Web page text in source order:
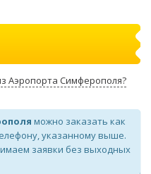
Аэропорта Симферополя?
можно заказать как
указанному выше.
заявки без выходных